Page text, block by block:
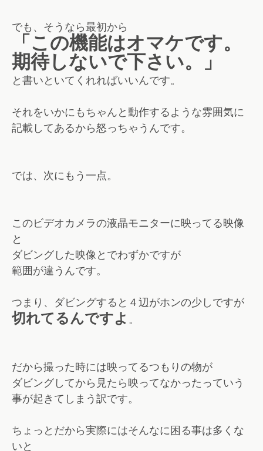
でも、そうなら最初から
「この機能はオマケです。
期待しないで下さい。」
と書いといてくれればいいんです。
それをいかにもちゃんと動作するような雰囲気に
記載してあるから怒っちゃうんです。
では、次にもう一点。
このビデオカメラの液晶モニターに映ってる映像
と
ダビングした映像とでわずかですが
範囲が違うんです。
つまり、ダビングすると４辺がホンの少しですが
切れてるんですよ 。
だから撮った時には映ってるつもりの物が
ダビングしてから見たら映ってなかったっていう
事が起きてしまう訳です。
ちょっとだから実際にはそんなに困る事は多くな
いと